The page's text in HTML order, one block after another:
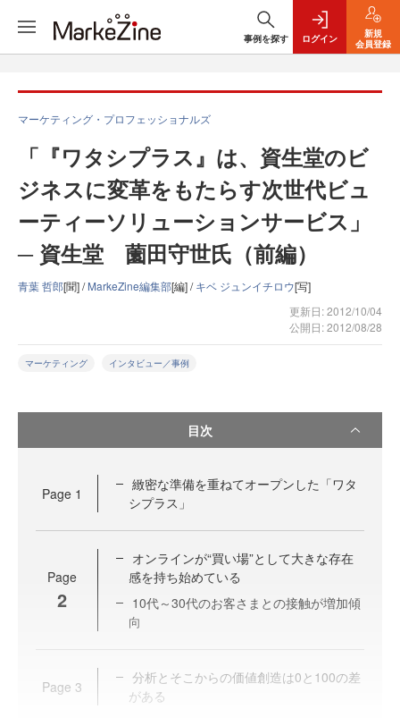
事例を探す ログイン
新規
会員登録
マーケティング・プロフェッショナルズ
「『ワタシプラス』は、資生堂のビ
ジネスに変革をもたらす次世代ビュ
ーティーソリューションサービス」
─ 資生堂 薗田守世氏（前編）
青葉 哲郎[聞] /MarkeZine編集部[編] /キベ ジュンイチロウ[写]
更新日: 2012/10/04
公開日: 2012/08/28
マーケティング インタビュー／事例
目次
Page 1
緻密な準備を重ねてオープンした「ワタ
シプラス」
Page
2
オンラインが“買い場”として大きな存在
感を持ち始めている
10代～30代のお客さまとの接触が増加傾
向
Page 3
分析とそこからの価値創造は0と100の差
がある